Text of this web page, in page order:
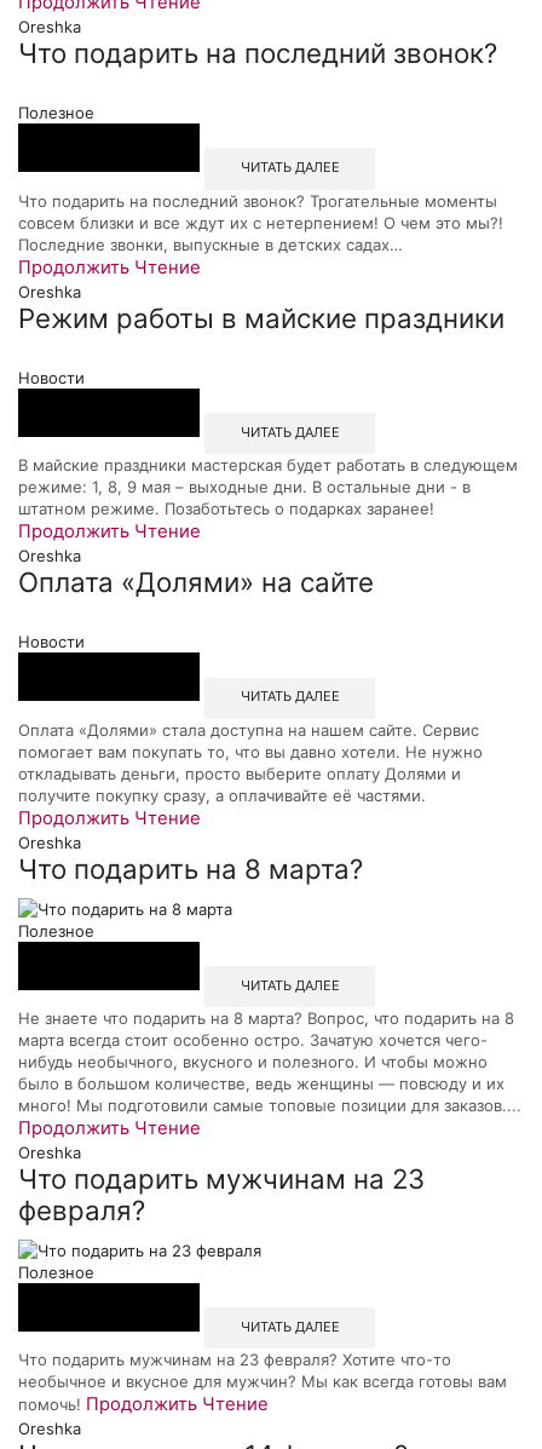
Oreshka
Что подарить на последний звонок?
Полезное
ЧИТАТЬ ДАЛЕЕ
Что подарить на последний звонок? Трогательные моменты
совсем близки и все ждут их с нетерпением! О чем это мы?!
Последние звонки, выпускные в детских садах…
Продолжить Чтение
Oreshka
Режим работы в майские праздники
Новости
ЧИТАТЬ ДАЛЕЕ
В майские праздники мастерская будет работать в следующем
режиме: 1, 8, 9 мая – выходные дни. В остальные дни - в
штатном режиме. Позаботьтесь о подарках заранее!
Продолжить Чтение
Oreshka
Оплата «Долями» на сайте
Новости
ЧИТАТЬ ДАЛЕЕ
Оплата «Долями» стала доступна на нашем сайте. Сервис
помогает вам покупать то, что вы давно хотели. Не нужно
откладывать деньги, просто выберите оплату Долями и
получите покупку сразу, а оплачивайте её частями.
Продолжить Чтение
Oreshka
Что подарить на 8 марта?
Полезное
ЧИТАТЬ ДАЛЕЕ
Не знаете что подарить на 8 марта? Вопрос, что подарить на 8
марта всегда стоит особенно остро. Зачатую хочется чего-
нибудь необычного, вкусного и полезного. И чтобы можно
было в большом количестве, ведь женщины — повсюду и их
много! Мы подготовили самые топовые позиции для заказов....
Продолжить Чтение
Oreshka
Что подарить мужчинам на 23
февраля?
Полезное
ЧИТАТЬ ДАЛЕЕ
Что подарить мужчинам на 23 февраля? Хотите что-то
необычное и вкусное для мужчин? Мы как всегда готовы вам
помочь! Продолжить Чтение
Oreshka